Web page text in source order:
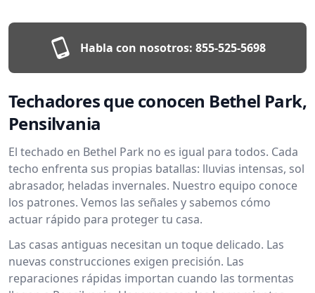
Habla con nosotros: 855-525-5698
Techadores que conocen Bethel Park,
Pensilvania
El techado en Bethel Park no es igual para todos. Cada
techo enfrenta sus propias batallas: lluvias intensas, sol
abrasador, heladas invernales. Nuestro equipo conoce
los patrones. Vemos las señales y sabemos cómo
actuar rápido para proteger tu casa.
Las casas antiguas necesitan un toque delicado. Las
nuevas construcciones exigen precisión. Las
reparaciones rápidas importan cuando las tormentas